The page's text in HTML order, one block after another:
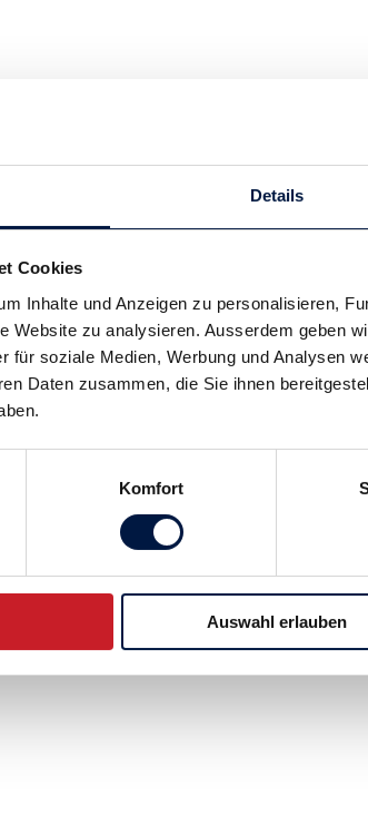
Details
Cookies
Inhalte und Anzeigen zu personalisieren,
Website zu analysieren. Ausserdem geben
für soziale Medien, Werbung und Analysen
Daten zusammen, die Sie ihnen
Komfort
Auswahl erlauben